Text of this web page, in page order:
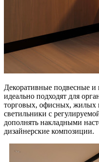
Декоративные подвесные и
идеально подходят для
торговых, офисных, жилых
светильники с
дополнять накладными
дизайнерские композиции.